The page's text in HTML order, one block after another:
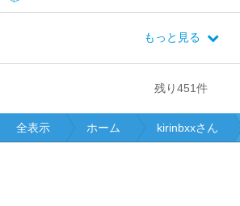
もっと見る
残り451件
全表示 ホーム kirinbxxさん